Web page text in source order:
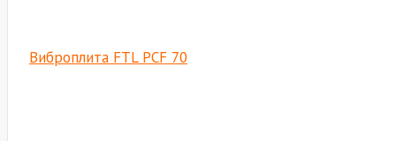
Виброплита FTL PCF 70